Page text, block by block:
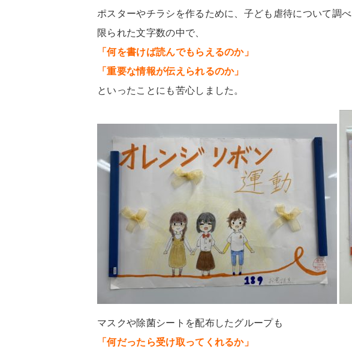
ポスターやチラシを作るために、子ども虐待について調べ
限られた文字数の中で、
「何を書けば読んでもらえるのか」
「重要な情報が伝えられるのか」
といったことにも苦心しました。
マスクや除菌シートを配布したグループも
「何だったら受け取ってくれるか」